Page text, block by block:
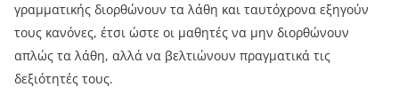
γραμματικής διορθώνουν τα λάθη και ταυτόχρονα εξηγούν
τους κανόνες, έτσι ώστε οι μαθητές να μην διορθώνουν
απλώς τα λάθη, αλλά να βελτιώνουν πραγματικά τις
δεξιότητές τους.